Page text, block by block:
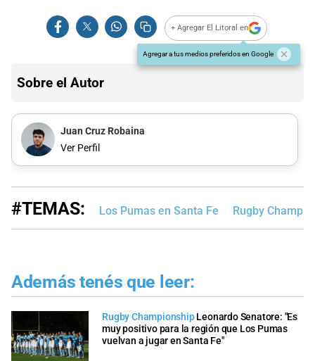
+ Agregar El Litoral en
Agregar a tus medios preferidos en Google
Sobre el Autor
Juan Cruz Robaina
Ver Perfil
#TEMAS: Los Pumas en Santa Fe Rugby
Además tenés que leer:
Rugby Championship Leonardo Senatore: "Es
muy positivo para la región que Los Pumas
vuelvan a jugar en Santa Fe"